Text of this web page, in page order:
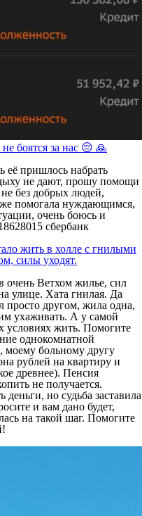
боятся за нас 😔 🙏
её пришлось набрать
не дают, прошу помощи
без добрых людей,
помогала нуждающимся,
очень боюсь и
сбербанк
жить в холле с гнилыми
силы уходят.
Ветхом жилье, сил
улице. Хата гнилая. Да
просто другом, жила одна,
ухаживать. А у самой
условиях жить. Помогите
однокомнатной
моему больному другу
рублей на квартиру и
древнее). Пенсия
не получается.
но судьба заставила
и вам дано будет,
на такой шаг. Помогите